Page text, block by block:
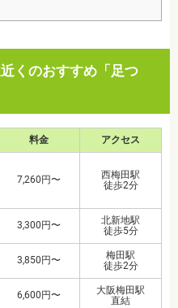
くのおすすめ「足つ
料金 アクセス
7,260円〜
西梅田駅
徒歩2分
3,300円〜
北新地駅
徒歩5分
3,850円〜
梅田駅
徒歩2分
6,600円〜
大阪梅田駅
直結